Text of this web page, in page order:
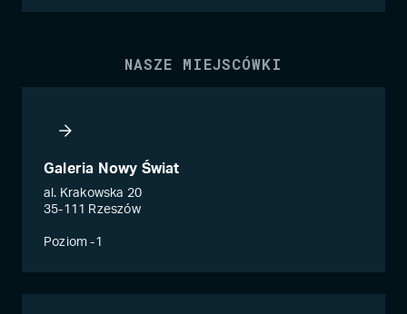
NASZE MIEJSCÓWKI
Galeria Nowy Świat
al. Krakowska 20
35-111 Rzeszów
Poziom -1